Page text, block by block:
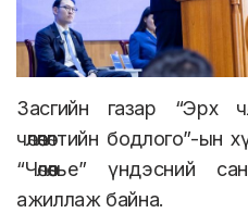
Засгийн газар “Эрх
чөлөөлөлтийн бодлого”-
“Чөлөөлье” үндэсний
ажиллаж байна.